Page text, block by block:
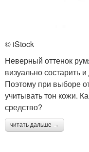
© iStock
Неверный оттенок
визуально состарить
Поэтому при выборе
учитывать тон кожи.
средство?
читать дальше →